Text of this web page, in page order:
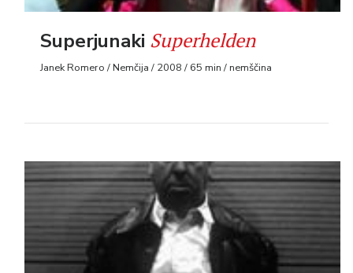
Superjunaki Superhelden
Janek Romero / Nemčija / 2008 / 65 min / nemščina